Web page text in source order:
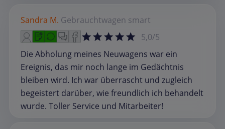
Sandra M. Gebrauchtwagen smart
5,0/5
Die Abholung meines Neuwagens war ein
Ereignis, das mir noch lange im Gedächtnis
bleiben wird. Ich war überrascht und zugleich
begeistert darüber, wie freundlich ich behandelt
wurde. Toller Service und Mitarbeiter!